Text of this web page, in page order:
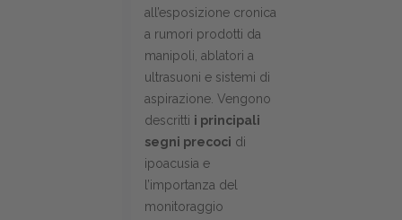
all’esposizione cronica
a rumori prodotti da
manipoli, ablatori a
ultrasuoni e sistemi di
aspirazione. Vengono
descritti i principali
segni precoci di
ipoacusia e
l’importanza del
monitoraggio